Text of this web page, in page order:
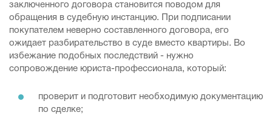
заключенного договора становится поводом для
обращения в судебную инстанцию. При подписании
покупателем неверно составленного договора, его
ожидает разбирательство в суде вместо квартиры. Во
избежание подобных последствий - нужно
сопровождение юриста-профессионала, который:
проверит и подготовит необходимую документацию
по сделке;